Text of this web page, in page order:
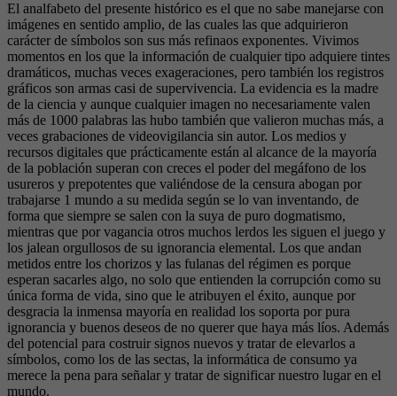
El analfabeto del presente histórico es el que no sabe manejarse con
imágenes en sentido amplio, de las cuales las que adquirieron
carácter de símbolos son sus más refinaos exponentes. Vivimos
momentos en los que la información de cualquier tipo adquiere tintes
dramáticos, muchas veces exageraciones, pero también los registros
gráficos son armas casi de supervivencia. La evidencia es la madre
de la ciencia y aunque cualquier imagen no necesariamente valen
más de 1000 palabras las hubo también que valieron muchas más, a
veces grabaciones de videovigilancia sin autor. Los medios y
recursos digitales que prácticamente están al alcance de la mayoría
de la población superan con creces el poder del megáfono de los
usureros y prepotentes que valiéndose de la censura abogan por
trabajarse 1 mundo a su medida según se lo van inventando, de
forma que siempre se salen con la suya de puro dogmatismo,
mientras que por vagancia otros muchos lerdos les siguen el juego y
los jalean orgullosos de su ignorancia elemental. Los que andan
metidos entre los chorizos y las fulanas del régimen es porque
esperan sacarles algo, no solo que entienden la corrupción como su
única forma de vida, sino que le atribuyen el éxito, aunque por
desgracia la inmensa mayoría en realidad los soporta por pura
ignorancia y buenos deseos de no querer que haya más líos. Además
del potencial para costruir signos nuevos y tratar de elevarlos a
símbolos, como los de las sectas, la informática de consumo ya
merece la pena para señalar y tratar de significar nuestro lugar en el
mundo.